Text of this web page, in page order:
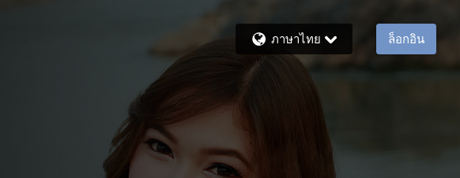
ภาษาไทย ล็อกอิน